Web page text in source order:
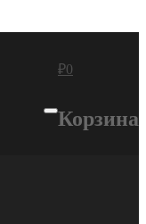
₽0
Корзина